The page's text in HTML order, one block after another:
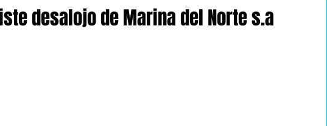
desalojo de Marina del Norte s.a